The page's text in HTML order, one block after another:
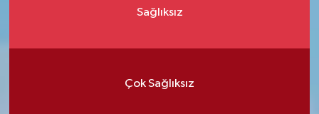
Sağlıksız
Çok Sağlıksız